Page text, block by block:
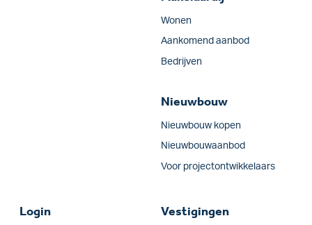
Wonen
Aankomend aanbod
Bedrijven
Nieuwbouw
Nieuwbouw kopen
Nieuwbouwaanbod
Voor projectontwikkelaars
Login Vestigingen